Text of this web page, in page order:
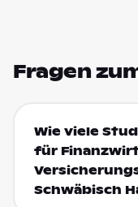
Fragen
Wie viele
für
Schwäbisch